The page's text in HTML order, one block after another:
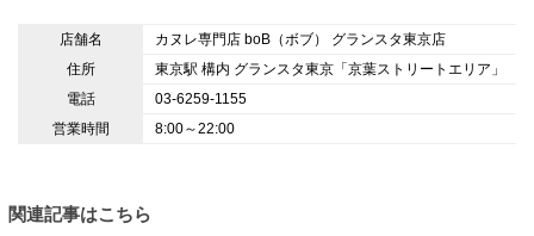
店舗名
カヌレ専門店 boB（ボブ） グランスタ東京店
住所
東京駅 構内 グランスタ東京「京葉ストリートエリア」
電話
03-6259-1155
営業時間
8:00～22:00
関連記事はこちら